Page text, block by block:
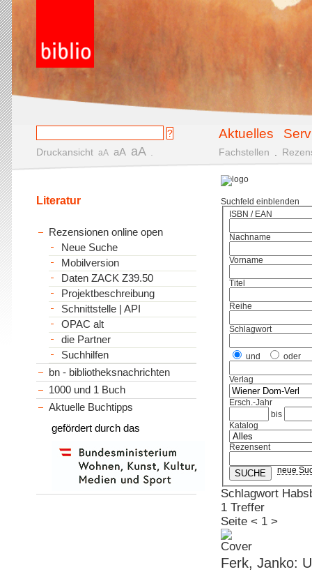
Aktuelles
Druckansicht aA aA aA Fachstellen
Suchfeld einblenden
ISBN / EAN
Nachname
Vorname
Titel
Reihe
Schlagwort
und oder
Verlag
Ersch.-Jahr
bis
Katalog
Rezensent
neue
Schlagwort
1 Treffer
Seite < 1 >
Ferk, Janko:
Literatur
Rezensionen online open
Neue Suche
Mobilversion
Daten ZACK Z39.50
Projektbeschreibung
Schnittstelle | API
OPAC alt
die Partner
Suchhilfen
bn - bibliotheksnachrichten
1000 und 1 Buch
Aktuelle Buchtipps
gefördert durch das